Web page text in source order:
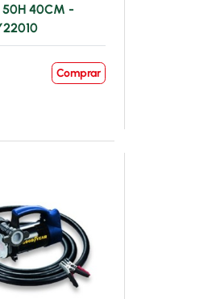
40CM -
Comprar